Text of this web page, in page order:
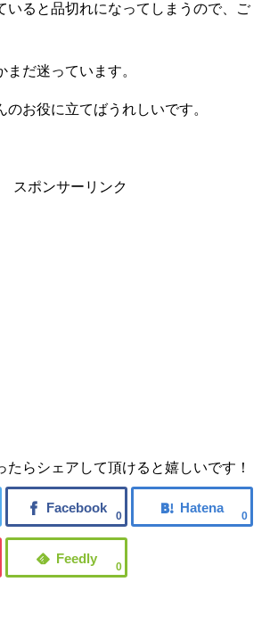
いると品切れになってしまうので、ご
だ迷っています。
のお役に立てばうれしいです。
スポンサーリンク
たらシェアして頂けると嬉しいです！
0 0
0